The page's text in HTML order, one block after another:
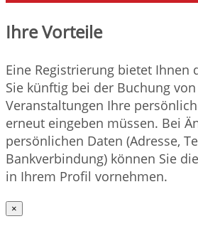
Ihre Vorteile
Eine Registrierung bietet Ihnen
Sie künftig bei der Buchung
Veranstaltungen Ihre
erneut eingeben müssen. Bei
persönlichen Daten (Adresse,
Bankverbindung) können Sie
in Ihrem Profil vornehmen.
×